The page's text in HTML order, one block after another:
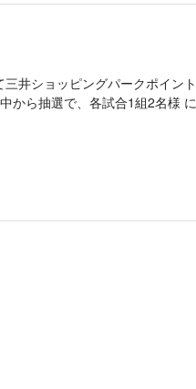
井ショッピングパークポイント
から抽選で、各試合1組2名様 に